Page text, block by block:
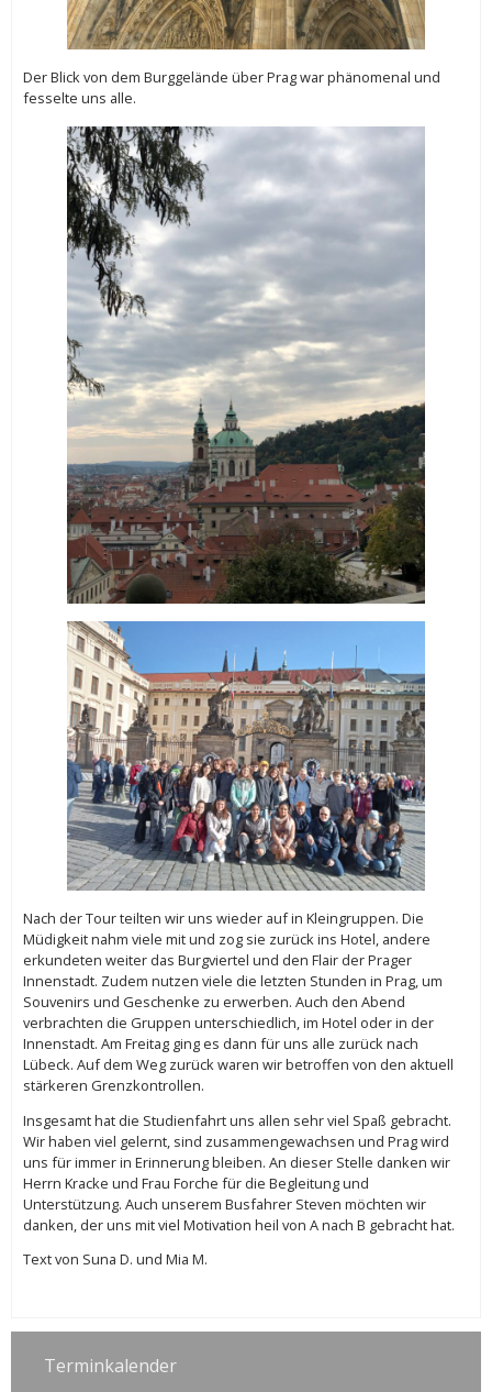
Der Blick von dem Burggelände über Prag war phänomenal und
fesselte uns alle.
Nach der Tour teilten wir uns wieder auf in Kleingruppen. Die
Müdigkeit nahm viele mit und zog sie zurück ins Hotel, andere
erkundeten weiter das Burgviertel und den Flair der Prager
Innenstadt. Zudem nutzen viele die letzten Stunden in Prag, um
Souvenirs und Geschenke zu erwerben. Auch den Abend
verbrachten die Gruppen unterschiedlich, im Hotel oder in der
Innenstadt. Am Freitag ging es dann für uns alle zurück nach
Lübeck. Auf dem Weg zurück waren wir betroffen von den aktuell
stärkeren Grenzkontrollen.
Insgesamt hat die Studienfahrt uns allen sehr viel Spaß gebracht.
Wir haben viel gelernt, sind zusammengewachsen und Prag wird
uns für immer in Erinnerung bleiben. An dieser Stelle danken wir
Herrn Kracke und Frau Forche für die Begleitung und
Unterstützung. Auch unserem Busfahrer Steven möchten wir
danken, der uns mit viel Motivation heil von A nach B gebracht hat.
Text von Suna D. und Mia M.
Terminkalender